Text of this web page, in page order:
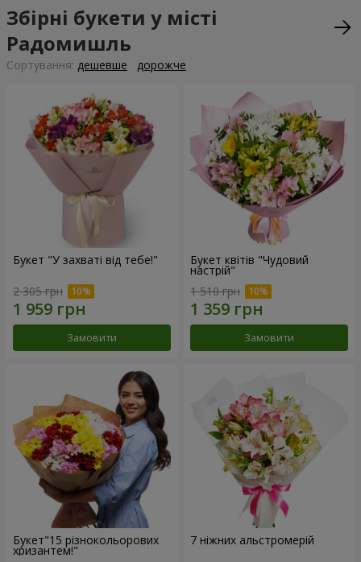
Збірні букети у місті
Радомишль
Сортування: дешевше дорожче
Букет "У захваті від тебе!"
2 305 грн
Замовити
Букет квітів "Чудовий
настрій"
1 510 грн
Замовити
Букет"15 різнокольорових
хризантем!"
7 ніжних альстромерій